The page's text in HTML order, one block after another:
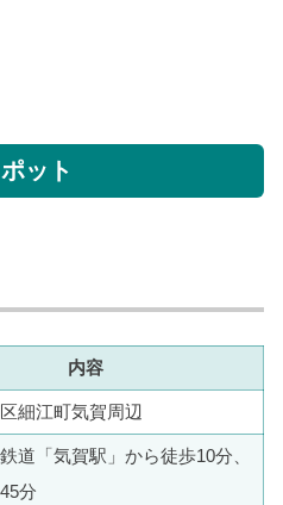
ット
内容
細江町気賀周辺
道「気賀駅」から徒歩10分、
分